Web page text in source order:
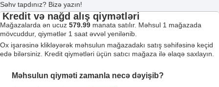
Səhv tapdınız? Bizə yazın!
Kredit və nağd alış qiymətləri
Mağazalarda ən ucuz 579.99 manata satılır. Məhsul 1 mağazada
mövcuddur, qiymətlər 1 saat əvvəl yenilənib.
Ox işarəsinə klikləyərək məhsulun mağazadakı satış səhifəsinə keçid
edə bilərsiniz. Kredit qiymətləri üçün satıcı mağaza ilə əlaqə saxlayın.
Məhsulun qiyməti zamanla necə dəyişib?